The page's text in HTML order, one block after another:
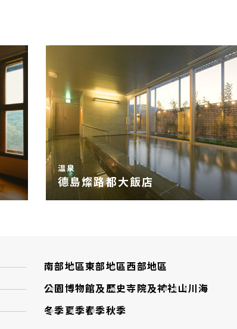
温泉
德島燦路都大飯店
南部地區東部地區西部地區
公園 博物館及歷史寺院及神社山川海
冬季夏季春季秋季